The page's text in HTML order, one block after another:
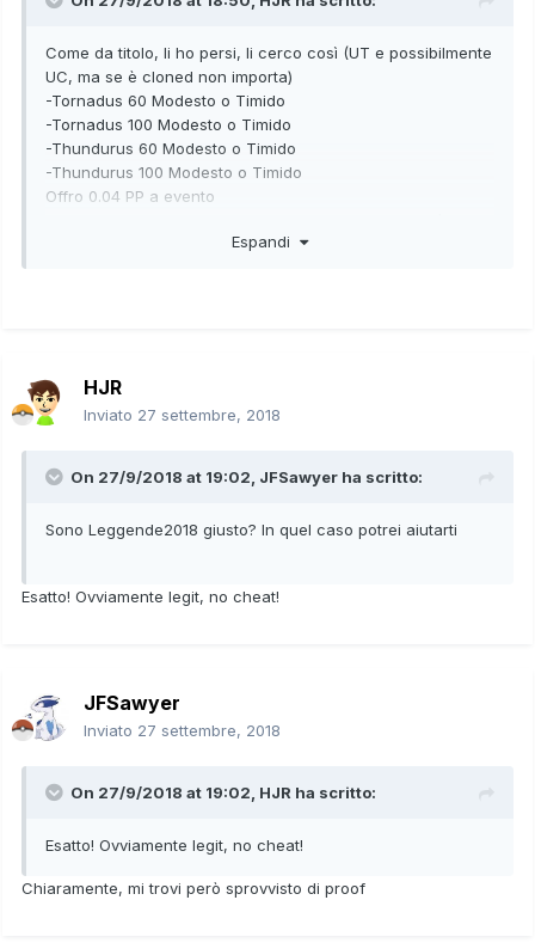
Come da titolo, li ho persi, li cerco così (UT e possibilmente
UC, ma se è cloned non importa)
-Tornadus 60 Modesto o Timido
-Tornadus 100 Modesto o Timido
-Thundurus 60 Modesto o Timido
-Thundurus 100 Modesto o Timido
Offro 0.04 PP a evento
Espandi
HJR
Inviato 27 settembre, 2018
On 27/9/2018 at 19:02, JFSawyer ha scritto:
Sono Leggende2018 giusto? In quel caso potrei aiutarti
Esatto! Ovviamente legit, no cheat!
JFSawyer
Inviato 27 settembre, 2018
On 27/9/2018 at 19:02, HJR ha scritto:
Esatto! Ovviamente legit, no cheat!
Chiaramente, mi trovi però sprovvisto di proof